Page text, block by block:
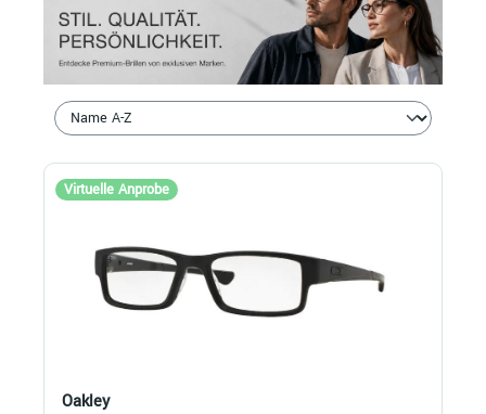
Virtuelle Anprobe
Oakley